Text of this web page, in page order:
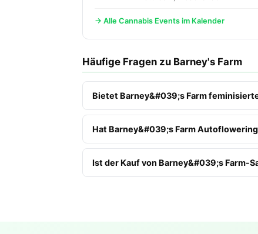
→ Alle Cannabis Events im Kalender
Häufige Fragen zu Barney's Farm
Bietet Barney&#039;s Farm
Hat Barney&#039;s Farm
Ist der Kauf von Barney&#039;s Farm-